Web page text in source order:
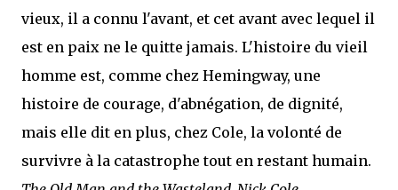
vieux, il a connu l'avant, et cet avant avec lequel il
est en paix ne le quitte jamais. L'histoire du vieil
homme est, comme chez Hemingway, une
histoire de courage, d'abnégation, de dignité,
mais elle dit en plus, chez Cole, la volonté de
survivre à la catastrophe tout en restant humain.